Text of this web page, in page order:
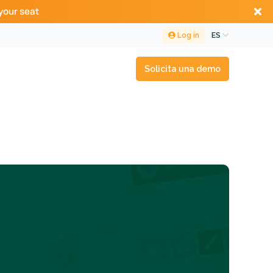
seat
ES
Log in
Solicita una demo